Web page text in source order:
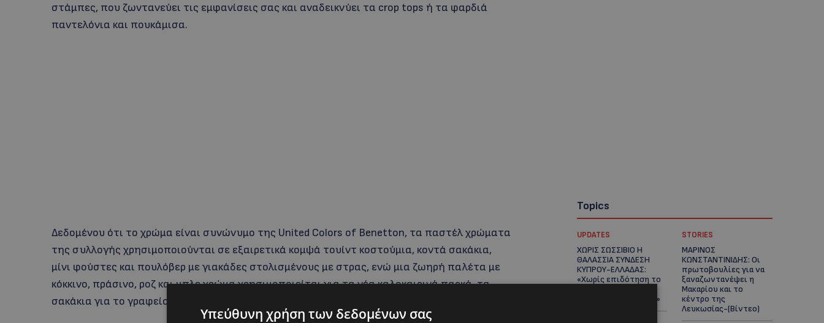
στάμπες, που ζωντανεύει τις εμφανίσεις σας και αναδεικνύει τα crop tops ή τα φαρδιά
παντελόνια και πουκάμισα.
Δεδομένου ότι το χρώμα είναι συνώνυμο της United Colors of Benetton, τα παστέλ χρώματα
της συλλογής χρησιμοποιούνται σε εξαιρετικά κομψά τουίντ κοστούμια, κοντά σακάκια,
μίνι φούστες και πουλόβερ με γιακάδες στολισμένους με στρας, ενώ μια ζωηρή παλέτα με
κόκκινο, πράσινο, ροζ και μπλε χρώμα χρησιμοποιείται για τα νέα καλοκαιρινά παρκά, τα
σακάκια για το γραφείο και τα βασικά T-shirts.
Topics
UPDATES
ΧΩΡΙΣ ΣΩΣΣΙΒΙΟ Η
ΘΑΛΑΣΣΙΑ ΣΥΝΔΕΣΗ
ΚΥΠΡΟΥ-ΕΛΛΑΔΑΣ:
«Χωρίς επιδότηση το
ξανασηκώσει άγκυρα»
STORIES
ΜΑΡΙΝΟΣ
ΚΩΝΣΤΑΝΤΙΝΙΔΗΣ: Οι
πρωτοβουλίες για να
ξαναζωντανέψει η
Μακαρίου και το
κέντρο της
Λευκωσίας-(Βίντεο)
Υπεύθυνη χρήση των δεδομένων σας